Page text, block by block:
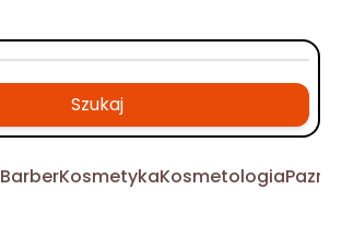
Szukaj
BarberKosmetykaKosmetologia